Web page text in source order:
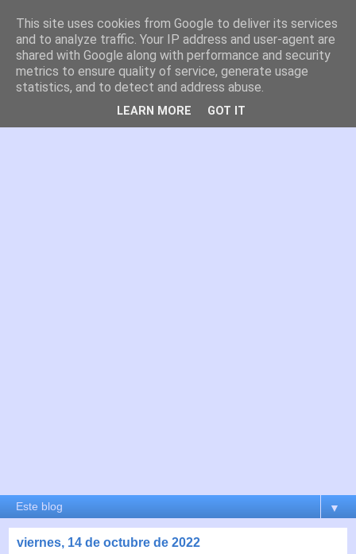
es por madrid
El blog de Madrid y su actualidad, proyectos, transporte,
movilidad, arquitectura, participación, medio ambiente,
educación, empleo, ...
▼
viernes, 14 de octubre de 2022
This site uses cookies from Google to deliver its services
and to analyze traffic. Your IP address and user-agent are
shared with Google along with performance and security
metrics to ensure quality of service, generate usage
statistics, and to detect and address abuse.
LEARN MORE GOT IT